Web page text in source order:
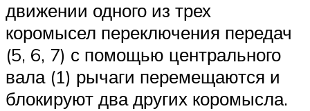
движении одного из трех
коромысел пере­ключения передач
(5, 6, 7) с помощью централь­ного
вала (1) рычаги перемещаются и
блокируют два других коромысла.